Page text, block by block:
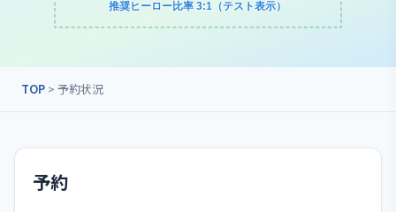
TOP > 予約状況
予約